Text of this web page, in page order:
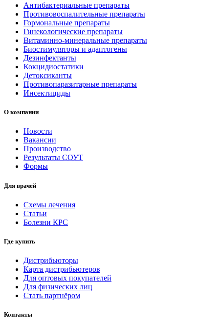
Антибактериальные препараты
Противовоспалительные препараты
Гормональные препараты
Гинекологические препараты
Витаминно-минеральные препараты
Биостимуляторы и адаптогены
Дезинфектанты
Кокцидиостатики
Детоксиканты
Противопаразитарные препараты
Инсектициды
О компании
Новости
Вакансии
Производство
Результаты СОУТ
Формы
Для врачей
Схемы лечения
Статьи
Болезни КРС
Где купить
Дистрибьюторы
Карта дистрибьютеров
Для оптовых покупателей
Для физических лиц
Стать партнёром
Контакты